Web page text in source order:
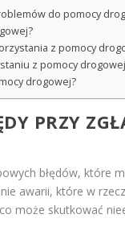
do pomocy
z pomocy
z pomocy
drogowej?
PRZY
błędów, które
awarii, które w
może skutkować